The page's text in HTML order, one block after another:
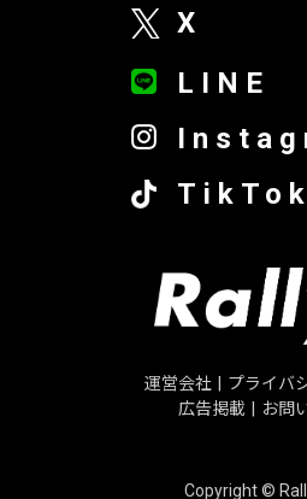
X
LINE
TikTok
運営会社
プライバ
広告掲載
お問
Copyright ©